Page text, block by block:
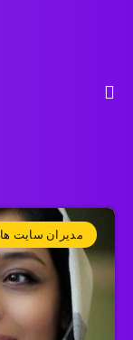
مدیران سایت ها